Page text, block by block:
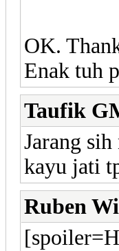
OK.
Enak tuh
Taufik
Jarang
kayu jati
Ruben